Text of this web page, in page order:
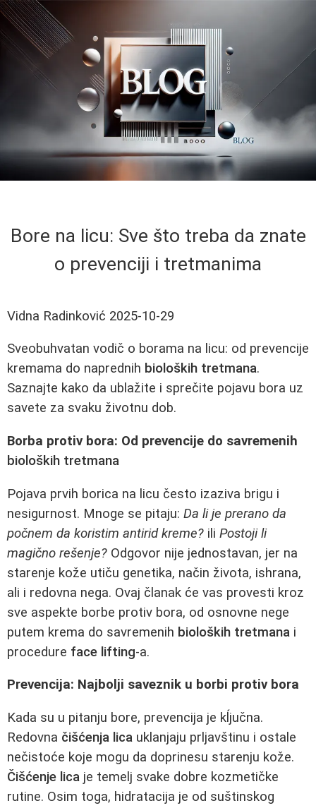
Bore na licu: Sve što treba da znate
o prevenciji i tretmanima
Vidna Radinković 2025-10-29
Sveobuhvatan vodič o borama na licu: od prevencije
kremama do naprednih bioloških tretmana.
Saznajte kako da ublažite i sprečite pojavu bora uz
savete za svaku životnu dob.
Borba protiv bora: Od prevencije do savremenih
bioloških tretmana
Pojava prvih borica na licu često izaziva brigu i
nesigurnost. Mnoge se pitaju: Da li je prerano da
počnem da koristim antirid kreme? ili Postoji li
magično rešenje? Odgovor nije jednostavan, jer na
starenje kože utiču genetika, način života, ishrana,
ali i redovna nega. Ovaj članak će vas provesti kroz
sve aspekte borbe protiv bora, od osnovne nege
putem krema do savremenih bioloških tretmana i
procedure face lifting-a.
Prevencija: Najbolji saveznik u borbi protiv bora
Kada su u pitanju bore, prevencija je kĺjučna.
Redovna čišćenja lica uklanjaju prljavštinu i ostale
nečistoće koje mogu da doprinesu starenju kože.
Čišćenje lica je temelj svake dobre kozmetičke
rutine. Osim toga, hidratacija je od suštinskog